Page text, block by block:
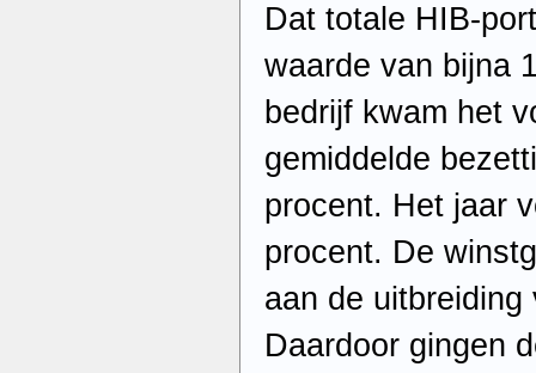
Dat totale HIB-
waarde van bijna
bedrijf kwam het
gemiddelde
procent. Het jaar
procent. De
aan de
Daardoor gingen